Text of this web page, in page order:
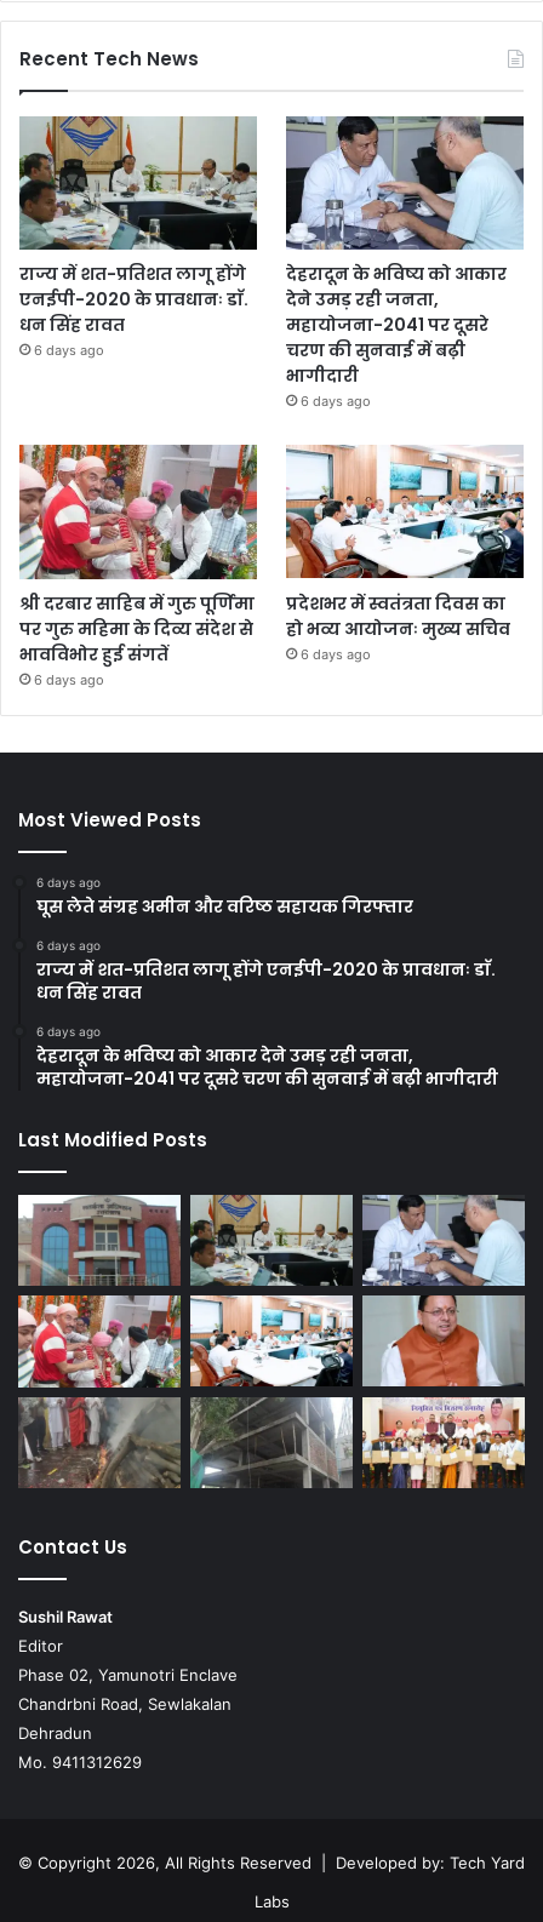
Recent Tech News
राज्य में शत-प्रतिशत लागू होंगे
एनईपी-2020 के प्रावधानः डाॅ.
धन सिंह रावत
6 days ago
देहरादून के भविष्य को आकार
देने उमड़ रही जनता,
महायोजना-2041 पर दूसरे
चरण की सुनवाई में बढ़ी
भागीदारी
6 days ago
श्री दरबार साहिब में गुरु पूर्णिमा
पर गुरु महिमा के दिव्य संदेश से
भावविभोर हुई संगतें
6 days ago
प्रदेशभर में स्वतंत्रता दिवस का
हो भव्य आयोजनः मुख्य सचिव
6 days ago
Most Viewed Posts
6 days ago
घूस लेते संग्रह अमीन और वरिष्ठ सहायक गिरफ्तार
6 days ago
राज्य में शत-प्रतिशत लागू होंगे एनईपी-2020 के प्रावधानः डाॅ.
धन सिंह रावत
6 days ago
देहरादून के भविष्य को आकार देने उमड़ रही जनता,
महायोजना-2041 पर दूसरे चरण की सुनवाई में बढ़ी भागीदारी
Last Modified Posts
Contact Us
Sushil Rawat
Editor
Phase 02, Yamunotri Enclave
Chandrbni Road, Sewlakalan
Dehradun
Mo. 9411312629
© Copyright 2026, All Rights Reserved | Developed by: Tech Yard
Labs